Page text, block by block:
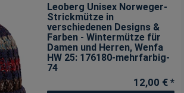
Leoberg Unisex Norweger-
Strickmütze in
verschiedenen Designs &
Farben - Wintermütze für
Damen und Herren, Wenfa
HW 25: 176180-mehrfarbig-
74
12,00 € *